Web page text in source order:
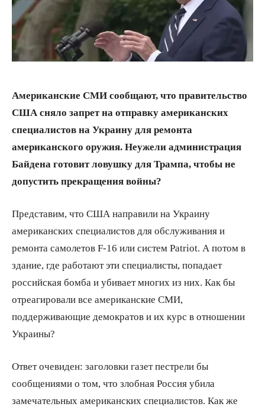
Американские СМИ сообщают, что правительство
США сняло запрет на отправку американских
специалистов на Украину для ремонта
американского оружия. Неужели администрация
Байдена готовит ловушку для Трампа, чтобы не
допустить прекращения войны?
Представим, что США направили на Украину
американских специалистов для обслуживания и
ремонта самолетов F-16 или систем Patriot. А потом в
здание, где работают эти специалисты, попадает
российская бомба и убивает многих из них. Как бы
отреагировали все американские СМИ,
поддерживающие демократов и их курс в отношении
Украины?
Ответ очевиден: заголовки газет пестрели бы
сообщениями о том, что злобная Россия убила
замечательных американских специалистов. Как же